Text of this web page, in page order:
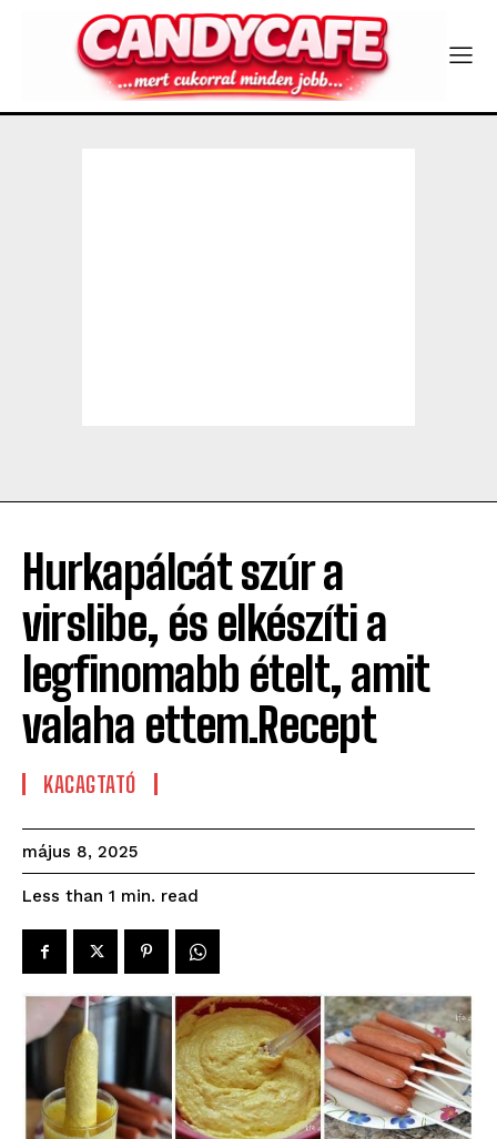
Hurkapálcát szúr a
virslibe, és elkészíti a
legfinomabb ételt, amit
valaha ettem.Recept
KACAGTATÓ
május 8, 2025
Less than 1 min. read